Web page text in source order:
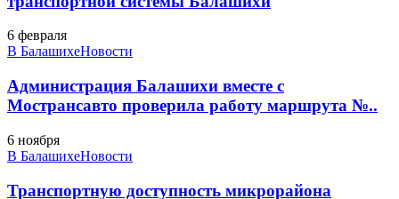
6 февраля
В БалашихеНовости
Администрация Балашихи вместе с
Мострансавто проверила работу маршрута №..
6 ноября
В БалашихеНовости
Транспортную доступность микрорайона